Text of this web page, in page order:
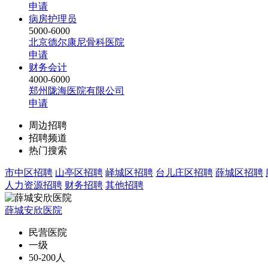
申请
病房护理员
5000-6000
北京德尔康尼骨科医院
申请
财务会计
4000-6000
郑州陇海医院有限公司
申请
周边招聘
招聘频道
热门搜索
市中区招聘 山亭区招聘 峄城区招聘 台儿庄区招聘 薛城区招聘
人力资源招聘 财务招聘 其他招聘
薛城安欣医院
民营医院
一级
50-200人